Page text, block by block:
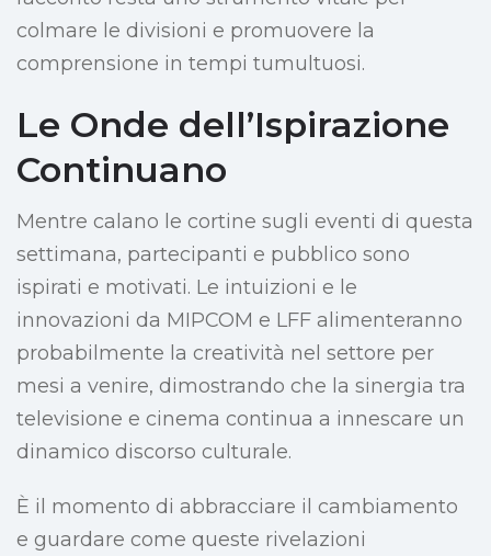
colmare le divisioni e promuovere la
comprensione in tempi tumultuosi.
Le Onde dell’Ispirazione
Continuano
Mentre calano le cortine sugli eventi di questa
settimana, partecipanti e pubblico sono
ispirati e motivati. Le intuizioni e le
innovazioni da MIPCOM e LFF alimenteranno
probabilmente la creatività nel settore per
mesi a venire, dimostrando che la sinergia tra
televisione e cinema continua a innescare un
dinamico discorso culturale.
È il momento di abbracciare il cambiamento
e guardare come queste rivelazioni